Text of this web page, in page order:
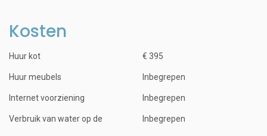
Kosten
Huur kot € 395
Huur meubels Inbegrepen
Internet voorziening Inbegrepen
Verbruik van water op de Inbegrepen